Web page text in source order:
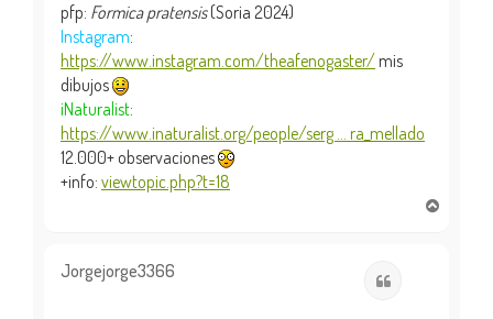
pfp: Formica pratensis(Soria 2024)
Instagram:
https://www.instagram.com/theafenogaster/ mis
dibujos
iNaturalist:
https://www.inaturalist.org/people/serg ... ra_mellado
12.000+ observaciones
+info: viewtopic.php?t=18
Jorgejorge3366